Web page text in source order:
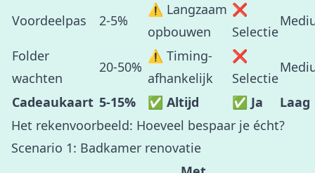
Voordeelpas 2-5%
⚠️ Langzaam
opbouwen
❌
Selectie
Folder
wachten
20-50%
⚠️ Timing-
afhankelijk
❌
Selectie
Cadeaukaart 5-15% ✅ Altijd ✅ Ja
Laag
Het rekenvoorbeeld: Hoeveel bespaar je écht?
Scenario 1: Badkamer renovatie